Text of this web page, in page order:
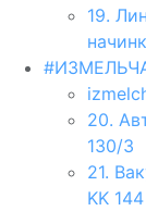
19.
20.
130/3
21.
KK